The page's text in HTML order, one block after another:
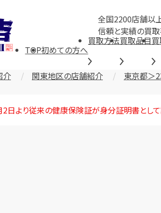
全国2200店舗以
信頼と実績の買取
TOP初めての方へ
買取方法買取品目
介 関東地区の店舗紹介 東京都＞
日より従来の健康保険証が身分証明書として